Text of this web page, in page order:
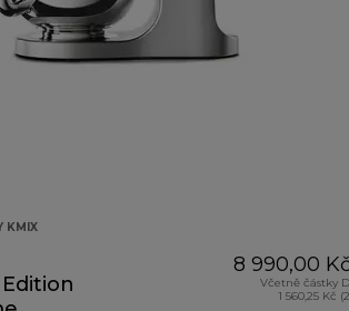
KMIX
8 990,00
Včetně částky
1 560,25 Kč